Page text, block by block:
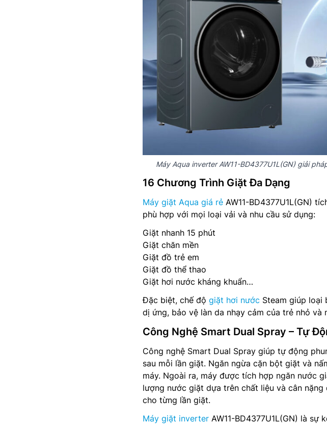
Máy Aqua inverter AW11-BD4377U1L(GN) giải
16 Chương Trình Giặt Đa Dạng
Máy giặt Aqua giá rẻ AW11-BD4377U1L(GN)
phù hợp với mọi loại vải và nhu cầu sử dụng:
Giặt nhanh 15 phút
Giặt chăn mền
Giặt đồ trẻ em
Giặt đồ thể thao
Giặt hơi nước kháng khuẩn…
Đặc biệt, chế độ giặt hơi nước Steam giúp loại
dị ứng, bảo vệ làn da nhạy cảm của trẻ nhỏ và
Công Nghệ Smart Dual Spray – Tự
Công nghệ Smart Dual Spray giúp tự động
sau mỗi lần giặt. Ngăn ngừa cặn bột giặt và
máy. Ngoài ra, máy được tích hợp ngăn nước
lượng nước giặt dựa trên chất liệu và cân
cho từng lần giặt.
Máy giặt inverter AW11-BD4377U1L(GN) là